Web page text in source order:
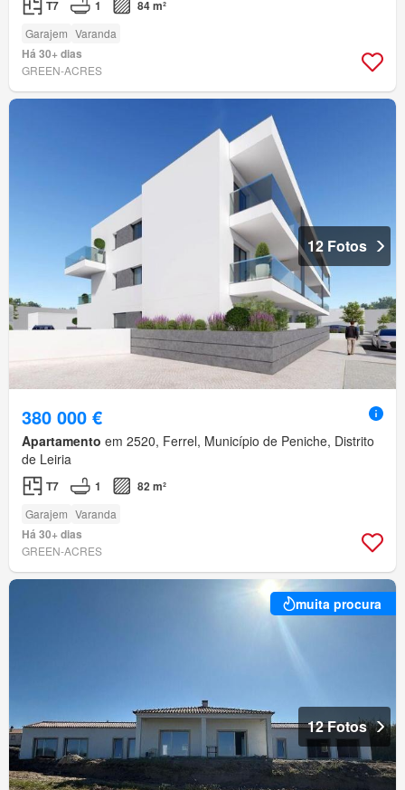
T7 1 84 m²
Garajem Varanda
Há 30+ dias
GREEN-ACRES
12 Fotos
380 000 €
Apartamento em 2520, Ferrel, Município de Peniche, Distrito
de Leiria
T7 1 82 m²
Garajem Varanda
Há 30+ dias
GREEN-ACRES
muita procura
12 Fotos